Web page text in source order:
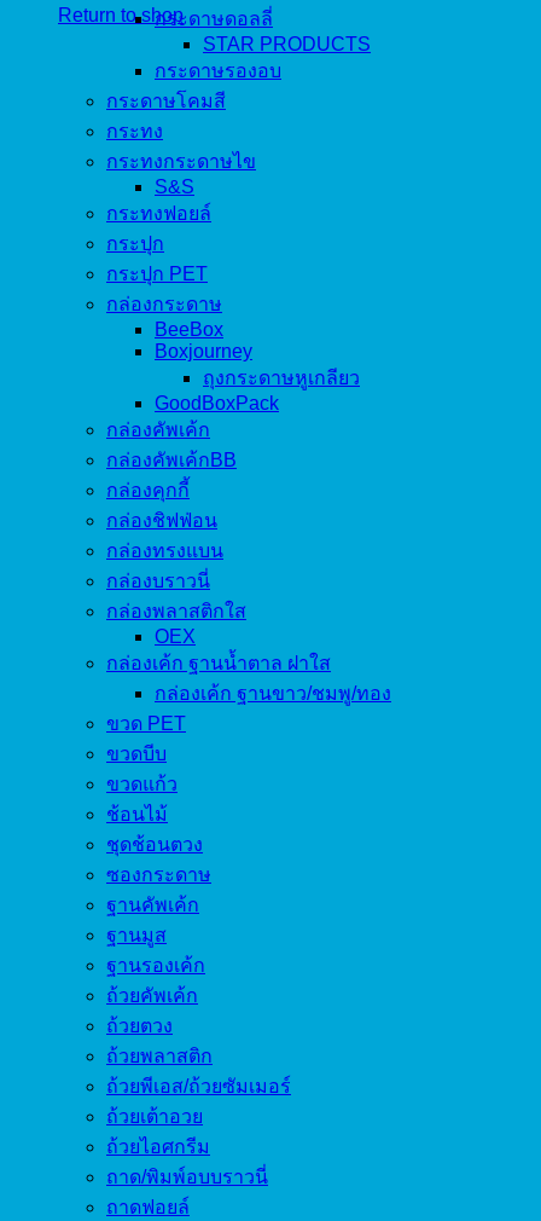
Return to shopกระดาษดอลลี่
STAR PRODUCTS
กระดาษรองอบ
กระดาษโคมสี
กระทง
กระทงกระดาษไข
S&S
กระทงฟอยล์
กระปุก
กระปุก PET
กล่องกระดาษ
BeeBox
Boxjourney
ถุงกระดาษหูเกลียว
GoodBoxPack
กล่องคัพเค้ก
กล่องคัพเค้กBB
กล่องคุกกี้
กล่องชิฟฟ่อน
กล่องทรงแบน
กล่องบราวนี่
กล่องพลาสติกใส
OEX
กล่องเค้ก ฐานน้ำตาล ฝาใส
กล่องเค้ก ฐานขาว/ชมพู/ทอง
ขวด PET
ขวดบีบ
ขวดแก้ว
ช้อนไม้
ชุดช้อนตวง
ซองกระดาษ
ฐานคัพเค้ก
ฐานมูส
ฐานรองเค้ก
ถ้วยคัพเค้ก
ถ้วยตวง
ถ้วยพลาสติก
ถ้วยพีเอส/ถ้วยซัมเมอร์
ถ้วยเต้าอวย
ถ้วยไอศกรีม
ถาด/พิมพ์อบบราวนี่
ถาดฟอยล์